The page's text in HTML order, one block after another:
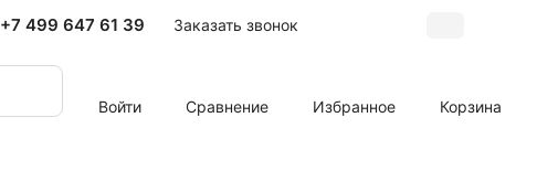
+7 499 647 61 39 Заказать звонок
Войти
Сравнение Избранное Корзина